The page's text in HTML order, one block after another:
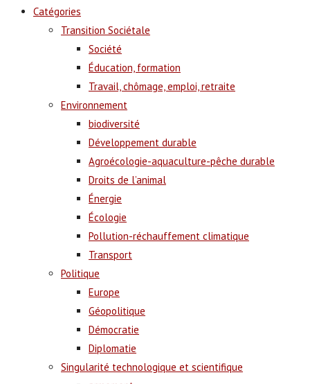
Catégories
Transition Sociétale
Société
Éducation, formation
Travail, chômage, emploi, retraite
Environnement
biodiversité
Développement durable
Agroécologie-aquaculture-pêche durable
Droits de l’animal
Énergie
Écologie
Pollution-réchauffement climatique
Transport
Politique
Europe
Géopolitique
Démocratie
Diplomatie
Singularité technologique et scientifique